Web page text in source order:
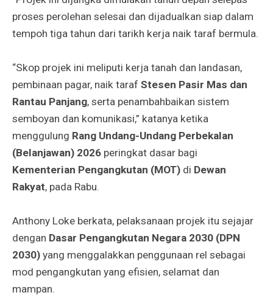
proses perolehan selesai dan dijadualkan siap dalam
tempoh tiga tahun dari tarikh kerja naik taraf bermula.
“Skop projek ini meliputi kerja tanah dan landasan,
pembinaan pagar, naik taraf Stesen Pasir Mas dan
Rantau Panjang, serta penambahbaikan sistem
semboyan dan komunikasi,” katanya ketika
menggulung Rang Undang-Undang Perbekalan
(Belanjawan) 2026 peringkat dasar bagi
Kementerian Pengangkutan (MOT) di Dewan
Rakyat, pada Rabu.
Anthony Loke berkata, pelaksanaan projek itu sejajar
dengan Dasar Pengangkutan Negara 2030 (DPN
2030) yang menggalakkan penggunaan rel sebagai
mod pengangkutan yang efisien, selamat dan
mampan.